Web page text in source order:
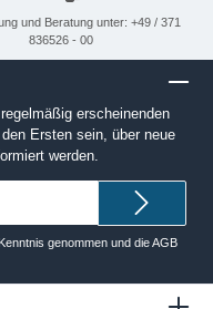
und Beratung unter: +49 / 371
836526 - 00
erscheinenden
Ersten sein, über neue
werden.
genommen und dieAGB